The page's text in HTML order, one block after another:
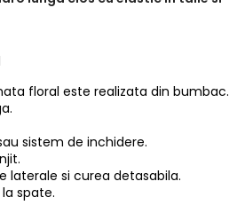
floral este realizata din bumbac.
sistem de inchidere.
laterale si curea detasabila.
spate.